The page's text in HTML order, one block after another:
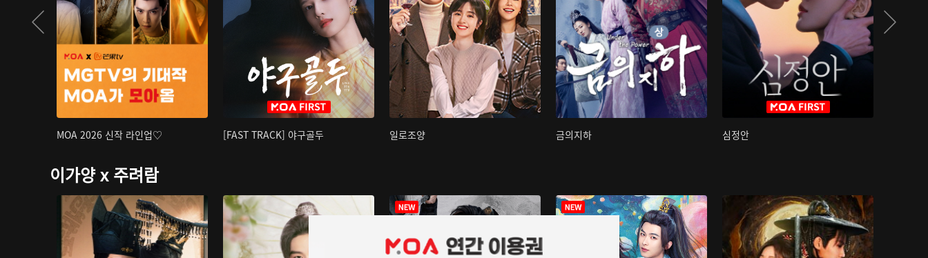
MOA 2026 신작 라인업♡ [FAST TRACK] 야구골두 일로조양 금의지하 심정안
이가양 x 주려람